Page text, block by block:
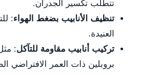
تتطلب تكسير الجدران.
تنظيف الأنابيب بضغط الهواء:
العنيدة.
تركيب أنابيب مقاومة للتآكل:
بروبلين ذات العمر الافتراضي